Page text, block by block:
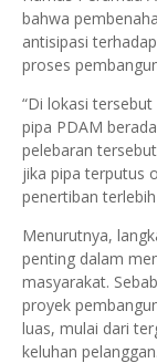
bahwa
antisipasi
proses
“Di lokasi
pipa PDAM
pelebaran
jika pipa terputus
penertiban
Menurutnya,
penting dalam
masyarakat.
proyek
luas, mulai dari
keluhan pelanggan.